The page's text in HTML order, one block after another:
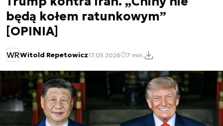
będą kołem ratunkowym”
[OPINIA]
WRWitold Repetowicz17.05.2026 7 min.